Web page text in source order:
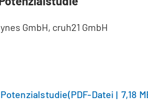
GmbH, cruh21 GmbH
PDF-Datei 7,18